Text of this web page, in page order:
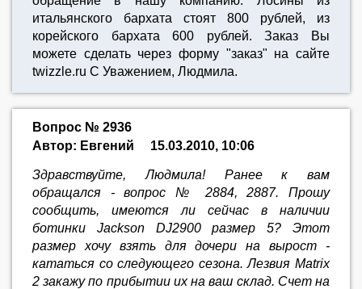
итальянского бархата стоят 800 рублей, из
корейского бархата 600 рублей. Заказ Вы
можете сделать через форму "заказ" на сайте
twizzle.ru С Уважением, Людмила.
Вопрос № 2936
Автор: Евгений
15.03.2010, 10:06
Здравствуйте, Людмила! Ранее к вам
обращался - вопрос № 2884, 2887. Прошу
сообщить, имеются ли сейчас в наличии
ботинки Jackson DJ2900 размер 5? Этот
размер хочу взять для дочери на вырост -
кататься со следующего сезона. Лезвия Matrix
2 закажу по прибытии их на ваш склад. Счет на